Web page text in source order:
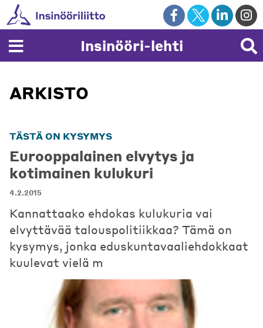
Skip
to
content
Insinööri-lehti
ARKISTO
TÄSTÄ ON KYSYMYS
Eurooppalainen elvytys ja
kotimainen kulukuri
4.2.2015
Kannattaako ehdokas kulukuria vai
elvyttävää talouspolitiikkaa? Tämä on
kysymys, jonka eduskuntavaaliehdokkaat
kuulevat vielä m